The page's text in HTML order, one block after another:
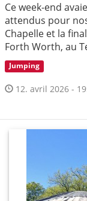
Ce week-end
attendus pour
Chapelle et la
Forth Worth, au
Jumping
12. avril 2026 -